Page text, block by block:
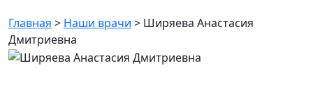
Главная > Наши врачи > Ширяева Анастасия
Дмитриевна